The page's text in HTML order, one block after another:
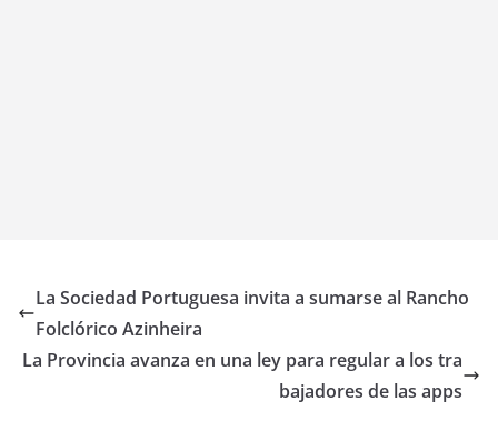
La Sociedad Portuguesa invita a sumarse al Rancho
Folclórico Azinheira
La Provincia avanza en una ley para regular a los tra
bajadores de las apps